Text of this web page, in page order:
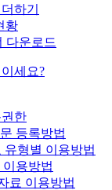
하기
황
다운로드
세요?
한
등록방법
유형별 이용방법
용방법
료 이용방법